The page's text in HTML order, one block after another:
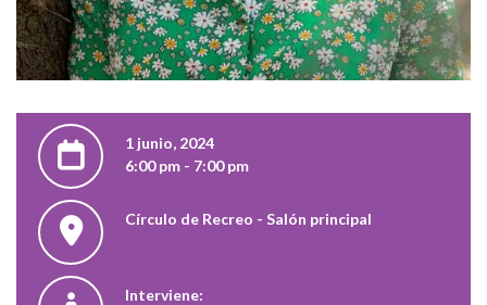
1 junio, 2024
6:00 pm - 7:00 pm
Círculo de Recreo - Salón principal
Interviene: